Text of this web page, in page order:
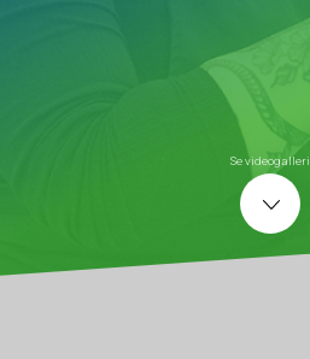
Se videogalleri